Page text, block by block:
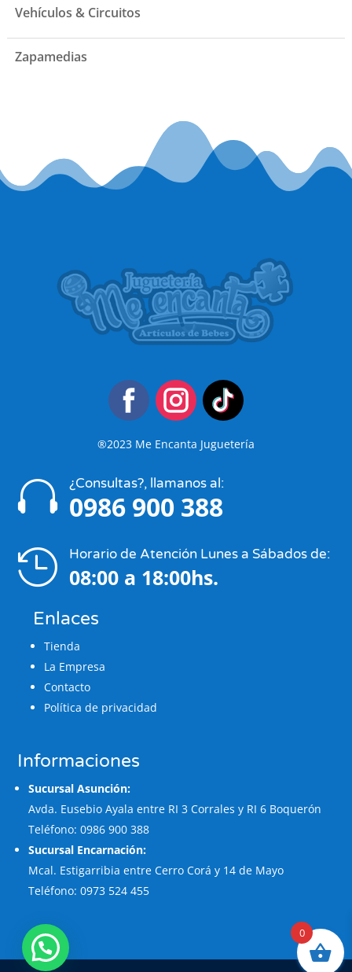
Vehículos & Circuitos
Zapamedias
®2023 Me Encanta Juguetería
 ¿Consultas?, llamanos al:
0986 900 388
 Horario de Atención Lunes a Sábados de:
08:00 a 18:00hs.
Enlaces
Tienda
La Empresa
Contacto
Política de privacidad
Informaciones
Sucursal Asunción:
Avda. Eusebio Ayala entre RI 3 Corrales y RI 6 Boquerón
Teléfono: 0986 900 388
Sucursal Encarnación:
Mcal. Estigarribia entre Cerro Corá y 14 de Mayo
Teléfono: 0973 524 455
0